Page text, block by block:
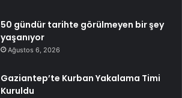
50 gündür tarihte görülmeyen bir şey
yaşanıyor
Ağustos 6, 2026
Gaziantep’te Kurban Yakalama Timi
Kuruldu